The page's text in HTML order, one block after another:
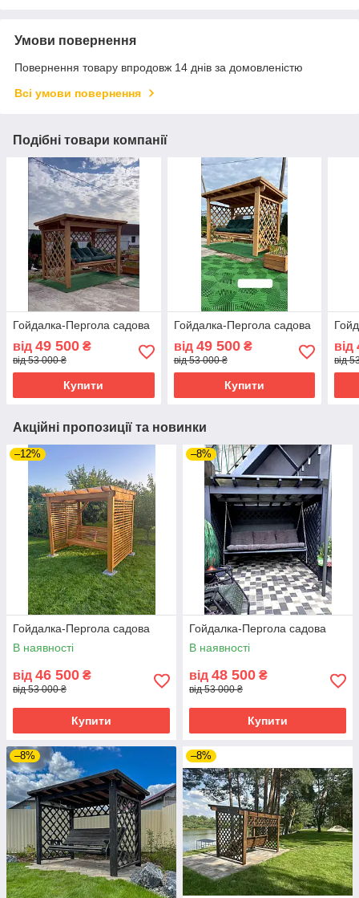
Умови повернення
Повернення товару впродовж 14 днів за домовленістю
Всі умови повернення
Подібні товари компанії
Гойдалка-Пергола садова
від 49 500 ₴
від 53 000 ₴
Купити
Гойдалка-Пергола садова
від 49 500₴
від 53 000 ₴
Купити
від
від
Акційні пропозиції та новинки
–12%
Гойдалка-Пергола садова
В наявності
від 46 500 ₴
від 53 000 ₴
Купити
–8%
Гойдалка-Пергола садова
В наявності
від 48 500 ₴
від 53 000 ₴
Купити
–8% –8%